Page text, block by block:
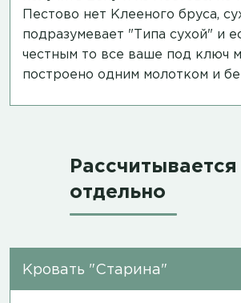
Пестово нет Клееного бруса,
подразумевает "Типа сухой" и
честным то все ваше под ключ
построено одним молотком и
Рассчитывается
отдельно
Кровать "Старина"